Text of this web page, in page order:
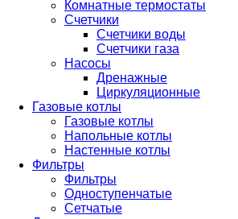
Комнатные термостаты
Счетчики
Счетчики воды
Счетчики газа
Насосы
Дренажные
Циркуляционные
Газовые котлы
Газовые котлы
Напольные котлы
Настенные котлы
Фильтры
Фильтры
Одноступенчатые
Сетчатые